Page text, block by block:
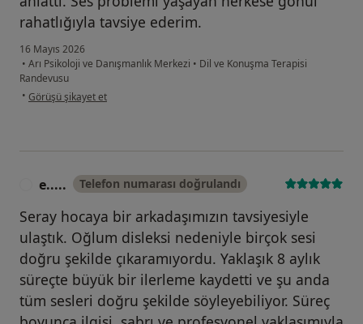
rahatlığıyla tavsiye ederim.
16 Mayıs 2026
• Arı Psikoloji ve Danışmanlık Merkezi • Dil ve Konuşma Terapisi
Randevusu
• kullanıcının görüşüne göre ha...a
Görüşü şikayet et
e..... Telefon numarası doğrulandı
Seray hocaya bir arkadaşımızın tavsiyesiyle
ulaştık. Oğlum disleksi nedeniyle birçok sesi
doğru şekilde çıkaramıyordu. Yaklaşık 8 aylık
süreçte büyük bir ilerleme kaydetti ve şu anda
tüm sesleri doğru şekilde söyleyebiliyor. Süreç